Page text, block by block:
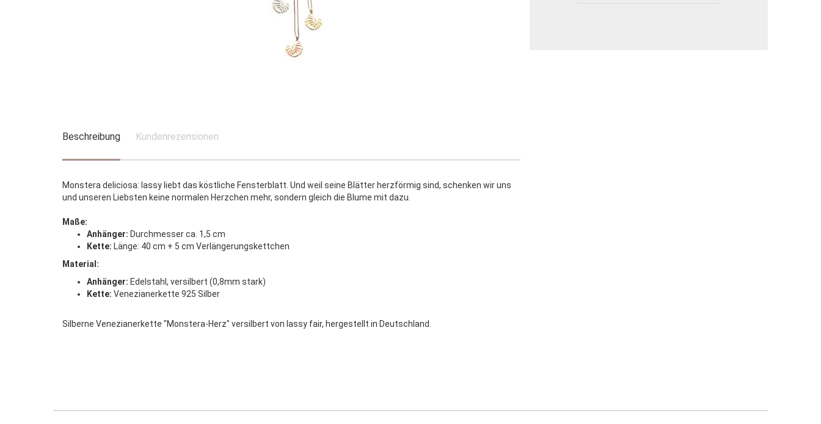
Beschreibung Kundenrezensionen
Monstera deliciosa: lassy liebt das köstliche Fensterblatt. Und weil seine Blätter herzförmig sind, schenken wir uns
und unseren Liebsten keine normalen Herzchen mehr, sondern gleich die Blume mit dazu.
Maße:
Anhänger: Durchmesser ca. 1,5 cm
Kette: Länge: 40 cm + 5 cm Verlängerungskettchen
Material:
Anhänger: Edelstahl, versilbert (0,8mm stark)
Kette: Venezianerkette 925 Silber
Silberne Venezianerkette "Monstera-Herz" versilbert von lassy fair, hergestellt in Deutschland.